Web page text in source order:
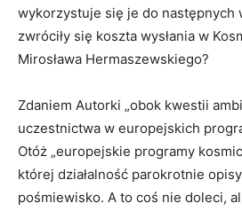
wykorzystuje się je do następnych
zwróciły się koszta wysłania w
Mirosława Hermaszewskiego?
Zdaniem Autorki „obok kwestii
uczestnictwa w europejskich
Otóż „europejskie programy
której działalność parokrotnie
pośmiewisko. A to coś nie doleci,